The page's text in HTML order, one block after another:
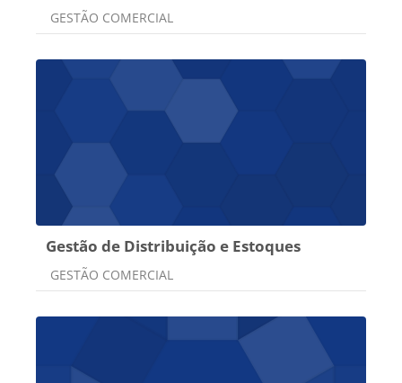
Categoria do curso
GESTÃO COMERCIAL
Gestão de Distribuição e Estoques
Categoria do curso
GESTÃO COMERCIAL